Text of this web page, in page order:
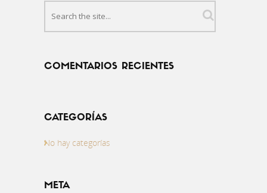
COMENTARIOS RECIENTES
CATEGORÍAS
No hay categorías
META